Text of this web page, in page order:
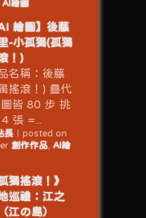
AI繪圖
AI 繪圖】後藤
-小孤獨(孤獨
！)
名稱：後藤
搖滾！) 疊代
皆 80 步 挑
張 =...
長｜ posted on
創作作品, AI繪
獨搖滾！》
巡禮：江之
江の島）